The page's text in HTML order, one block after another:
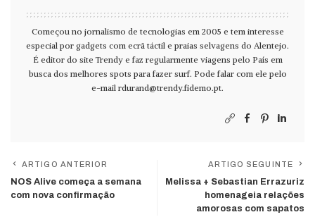
Começou no jornalismo de tecnologias em 2005 e tem interesse
especial por gadgets com ecrã táctil e praias selvagens do Alentejo.
É editor do site Trendy e faz regularmente viagens pelo País em
busca dos melhores spots para fazer surf. Pode falar com ele pelo
e-mail rdurand@trendy.fidemo.pt.
ARTIGO ANTERIOR
NOS Alive começa a semana
com nova confirmação
ARTIGO SEGUINTE
Melissa + Sebastian Errazuriz
homenageia relações
amorosas com sapatos